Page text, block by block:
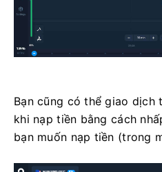
Bạn cũng có thể giao dịch
khi nạp tiền bằng cách
bạn muốn nạp tiền (trong